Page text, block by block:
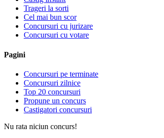
Trageri la sorti
Cel mai bun scor
Concursuri cu jurizare
Concursuri cu votare
Pagini
Concursuri pe terminate
Concursuri zilnice
Top 20 concursuri
Propune un concurs
Castigatori concursuri
Nu rata niciun concurs!